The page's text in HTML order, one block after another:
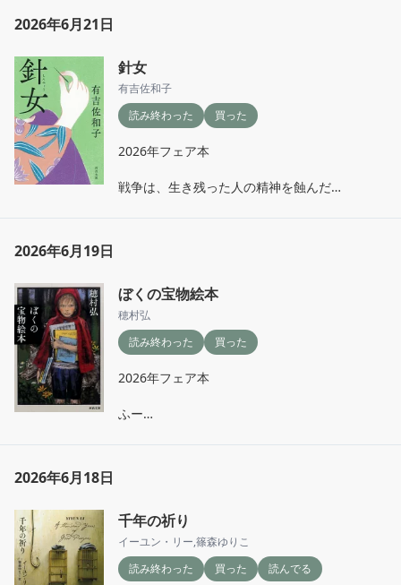
2026年6月21日
針女
有吉佐和子
読み終わった
買った
2026年フェア本
戦争は、生き残った人の精神を蝕んだ
『女二人のニューギニア』『紀ノ川』に続いて
3作目だった。
394頁をあっという間に読ませてしまう作家の
力は、なかなかすごいと思う。
2026年6月19日
ぼくの宝物絵本
穂村弘
読み終わった
買った
2026年フェア本
ふー
たくさんの絵本が頭に次から次へと浮かんだ
リフレッシュ！
ほむほむと重なる本はなかったな。
2026年6月18日
千年の祈り
イーユン・リー,篠森ゆりこ
読み終わった
買った 読んでる